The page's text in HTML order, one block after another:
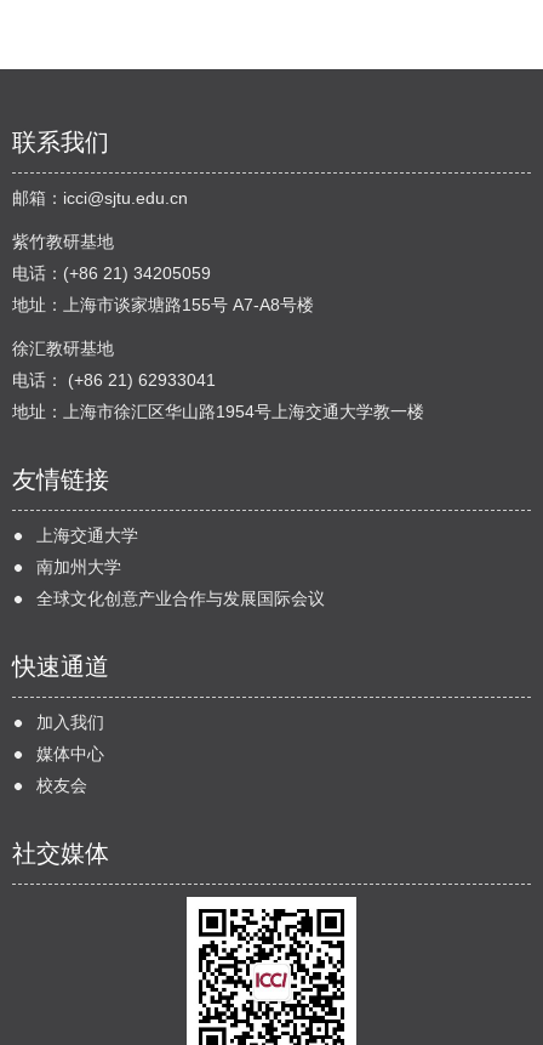
联系我们
邮箱： icci@sjtu.edu.cn
紫竹教研基地
电话：(+86 21) 34205059
地址：上海市谈家塘路155号 A7-A8号楼
徐汇教研基地
电话： (+86 21) 62933041
地址：上海市徐汇区华山路1954号上海交通大学教一楼
友情链接
上海交通大学
南加州大学
全球文化创意产业合作与发展国际会议
快速通道
加入我们
媒体中心
校友会
社交媒体